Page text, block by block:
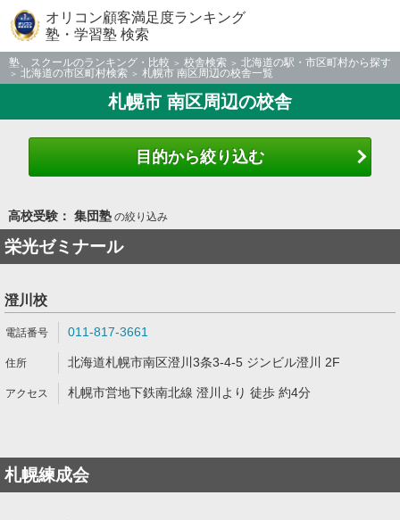
オリコン顧客満足度ランキング
塾・学習塾 検索
塾、スクールのランキング・比較 校舎検索
北海道の駅・市区町村から探す
北海道の市区町村検索
札幌市 南区周辺の校舎一覧
札幌市 南区周辺の校舎
目的から絞り込む
高校受験： 集団塾の絞り込み
栄光ゼミナール
澄川校
011-817-3661
北海道札幌市南区澄川3条3-4-5 ジンビル澄川 2F
札幌市営地下鉄南北線 澄川より 徒歩 約4分
札幌練成会